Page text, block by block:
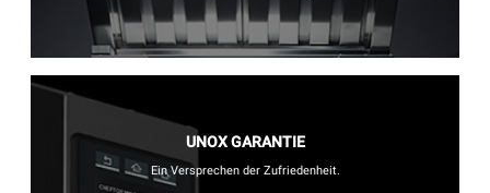
UNOX GARANTIE
Ein Versprechen der Zufriedenheit.